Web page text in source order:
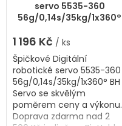
servo 5535-360
56g/0,14s/35kg/1x360°
1 196 Kč / ks
Špičkové Digitální
robotické servo 5535-360
56g/0,14s/35kg/1x360° BH
Servo se skvělým
poměrem ceny a výkonu.
Doprava zdarma nad 2